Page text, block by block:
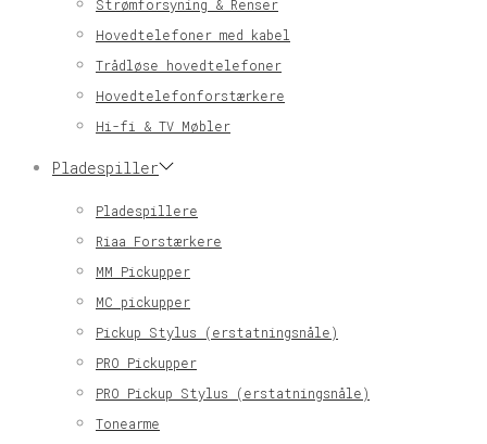
Strømforsyning & Renser
Hovedtelefoner med kabel
Trådløse hovedtelefoner
Hovedtelefonforstærkere
Hi-fi & TV Møbler
Pladespiller
Pladespillere
Riaa Forstærkere
MM Pickupper
MC pickupper
Pickup Stylus (erstatningsnåle)
PRO Pickupper
PRO Pickup Stylus (erstatningsnåle)
Tonearme